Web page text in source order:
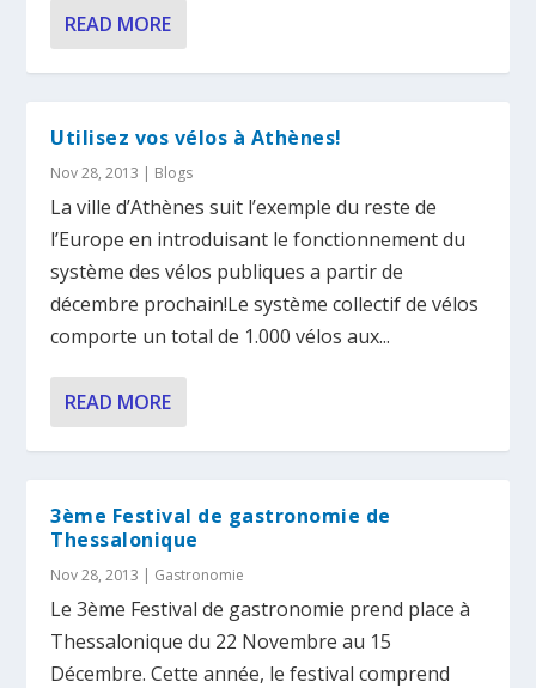
READ MORE
Utilisez vos vélos à Athènes!
Nov 28, 2013 | Blogs
La ville d’Athènes suit l’exemple du reste de
l’Europe en introduisant le fonctionnement du
système des vélos publiques a partir de
décembre prochain!Le système collectif de vélos
comporte un total de 1.000 vélos aux...
READ MORE
3ème Festival de gastronomie de
Thessalonique
Nov 28, 2013 | Gastronomie
Le 3ème Festival de gastronomie prend place à
Thessalonique du 22 Novembre au 15
Décembre. Cette année, le festival comprend